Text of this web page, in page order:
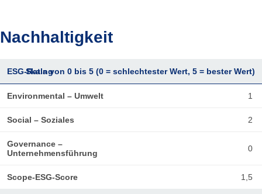
Nachhaltigkeit
ESG-Rating
Skala von 0 bis 5 (0 = schlechtester Wert, 5 = bester Wert)
Environmental – Umwelt 1
Social – Soziales 2
Governance –
Unternehmensführung
0
Scope-ESG-Score 1,5